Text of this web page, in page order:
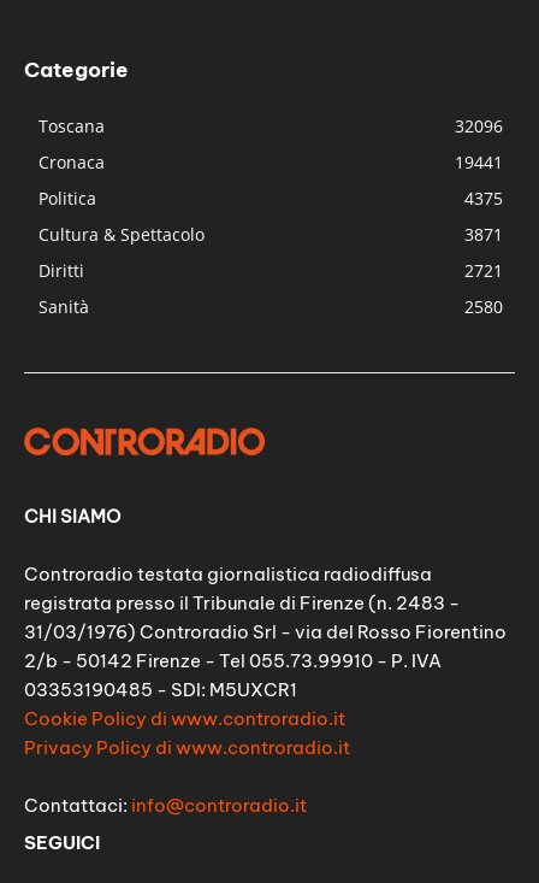
Categorie
Toscana
32096
Cronaca
19441
Politica
4375
Cultura & Spettacolo
3871
Diritti
2721
Sanità
2580
CHI SIAMO
Controradio testata giornalistica radiodiffusa
registrata presso il Tribunale di Firenze (n. 2483 -
31/03/1976) Controradio Srl - via del Rosso Fiorentino
2/b - 50142 Firenze - Tel 055.73.99910 - P. IVA
03353190485 - SDI: M5UXCR1
Cookie Policy di www.controradio.it
Privacy Policy di www.controradio.it
Contattaci: info@controradio.it
SEGUICI